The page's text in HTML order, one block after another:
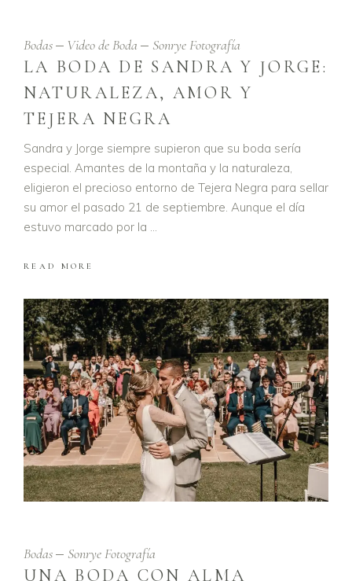
Bodas Video de Boda Sonrye Fotografía
LA BODA DE SANDRA Y JORGE:
NATURALEZA, AMOR Y
TEJERA NEGRA
Sandra y Jorge siempre supieron que su boda sería
especial. Amantes de la montaña y la naturaleza,
eligieron el precioso entorno de Tejera Negra para sellar
su amor el pasado 21 de septiembre. Aunque el día
estuvo marcado por la
READ MORE
Bodas Sonrye Fotografía
UNA BODA CON ALMA